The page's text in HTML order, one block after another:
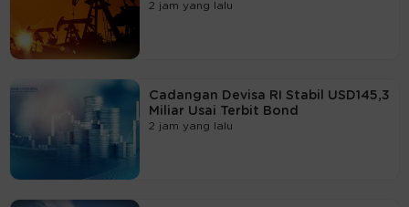
2 jam yang lalu
Cadangan Devisa RI Stabil USD145,3
Miliar Usai Terbit Bond
2 jam yang lalu